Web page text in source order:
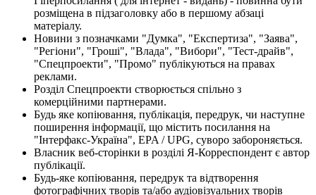
розміщена в підзаголовку або в першому абзаці
матеріалу.
Новини з позначками "Думка", "Експертиза", "Заява",
"Регіони", "Гроші", "Влада", "Вибори", "Тест-драйв",
"Спецпроекти", "Промо" публікуються на правах
реклами.
Розділ Спецпроекти створюється спільно з
комерційними партнерами.
Будь яке копіювання, публікація, передрук, чи наступне
поширення інформації, що містить посилання на
"Інтерфакс-Україна", EPA / UPG, суворо забороняється.
Власник веб-сторінки в розділі Я-Корреспондент є автор
публікації.
Будь-яке копіювання, передрук та відтворення
фотографічних творів та/або аудіовізуальних творів